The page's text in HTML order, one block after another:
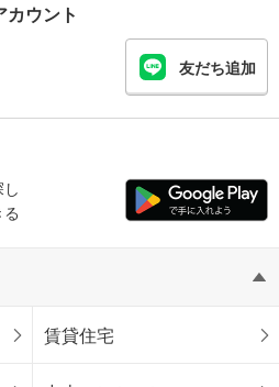
ウント
友だち追加
賃貸住宅